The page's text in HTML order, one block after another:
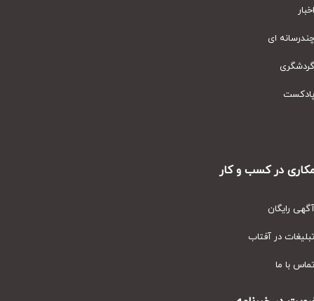
ای
در کسب و کار
رایگان
در آفتاب
با ما